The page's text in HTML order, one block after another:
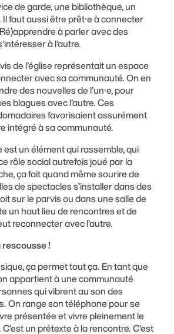
de garde, une bibliothèque, un
Il faut aussi être prêt·e à connecter
à parler avec des
à l’autre.
de l’église représentait un espace
avec sa communauté. On en
des nouvelles de l’un·e, pour
blagues avec l’autre. Ces
favorisaient assurément
intégré à sa communauté.
est un élément qui rassemble, qui
rôle social autrefois joué par la
ça fait quand même sourire de
de spectacles s’installer dans des
sur le parvis ou dans une salle de
un haut lieu de rencontres et de
reconnecter avec l’autre.
rescousse !
ça permet tout ça. En tant que
appartient à une communauté
qui vibrent au son des
On range son téléphone pour se
présentée et vivre pleinement le
un prétexte à la rencontre. C’est